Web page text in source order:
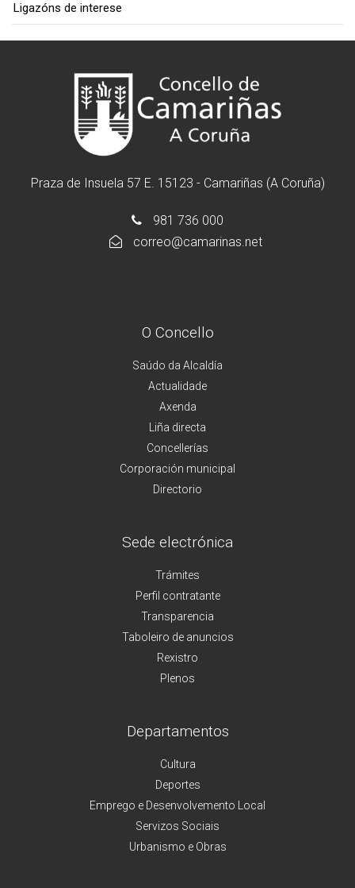
Ligazóns de interese
Praza de Insuela 57 E. 15123 - Camariñas (A Coruña)
981 736 000
correo@camarinas.net
O Concello
Saúdo da Alcaldía
Actualidade
Axenda
Liña directa
Concellerías
Corporación municipal
Directorio
Sede electrónica
Trámites
Perfil contratante
Transparencia
Taboleiro de anuncios
Rexistro
Plenos
Departamentos
Cultura
Deportes
Emprego e Desenvolvemento Local
Servizos Sociais
Urbanismo e Obras